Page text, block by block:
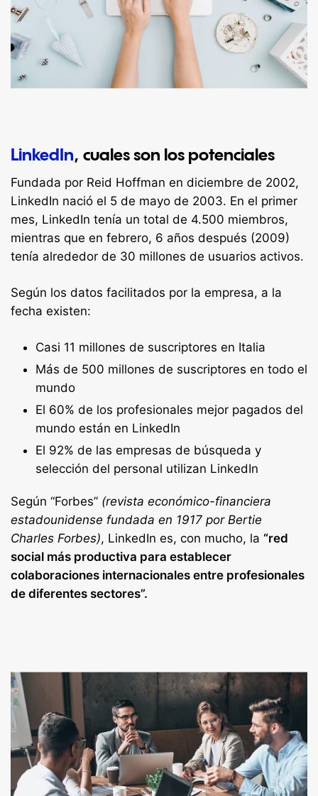
LinkedIn, cuales son los potenciales
Fundada por Reid Hoffman en diciembre de 2002,
LinkedIn nació el 5 de mayo de 2003. En el primer
mes, LinkedIn tenía un total de 4.500 miembros,
mientras que en febrero, 6 años después (2009)
tenía alrededor de 30 millones de usuarios activos.
Según los datos facilitados por la empresa, a la
fecha existen:
Casi 11 millones de suscriptores en Italia
Más de 500 millones de suscriptores en todo el
mundo
El 60% de los profesionales mejor pagados del
mundo están en LinkedIn
El 92% de las empresas de búsqueda y
selección del personal utilizan LinkedIn
Según “Forbes” (revista económico-financiera
estadounidense fundada en 1917 por Bertie
Charles Forbes), LinkedIn es, con mucho, la “red
social más productiva para establecer
colaboraciones internacionales entre profesionales
de diferentes sectores”.